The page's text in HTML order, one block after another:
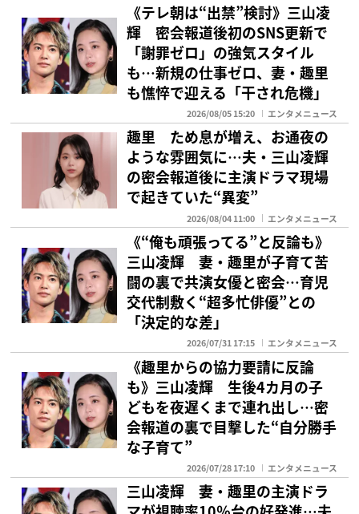
《テレ朝は“出禁”検討》三山凌
輝 密会報道後初のSNS更新で
「謝罪ゼロ」の強気スタイル
も…新規の仕事ゼロ、妻・趣里
も憔悴で迎える「干され危機」
2026/08/05 15:20 エンタメニュース
趣里 ため息が増え、お通夜の
ような雰囲気に…夫・三山凌輝
の密会報道後に主演ドラマ現場
で起きていた“異変”
2026/08/04 11:00 エンタメニュース
《“俺も頑張ってる”と反論も》
三山凌輝 妻・趣里が子育て苦
闘の裏で共演女優と密会…育児
交代制敷く“超多忙俳優”との
「決定的な差」
2026/07/31 17:15 エンタメニュース
《趣里からの協力要請に反論
も》三山凌輝 生後4カ月の子
どもを夜遅くまで連れ出し…密
会報道の裏で目撃した“自分勝手
な子育て”
2026/07/28 17:10 エンタメニュース
三山凌輝 妻・趣里の主演ドラ